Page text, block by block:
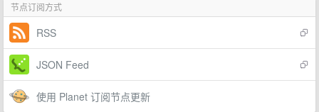
节点订阅方式
RSS
JSON Feed
使用 Planet 订阅节点更新